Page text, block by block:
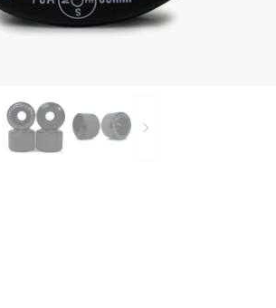
FESN laboratory